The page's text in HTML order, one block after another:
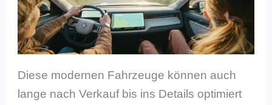
Diese modernen Fahrzeuge können auch
lange nach Verkauf bis ins Details optimiert